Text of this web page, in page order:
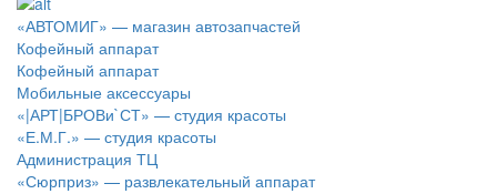
«АВТОМИГ» — магазин автозапчастей
Кофейный аппарат
Кофейный аппарат
Мобильные аксессуары
«|АРТ|БРОВи`СТ» — студия красоты
«Е.М.Г.» — студия красоты
Администрация ТЦ
«Сюрприз» — развлекательный аппарат